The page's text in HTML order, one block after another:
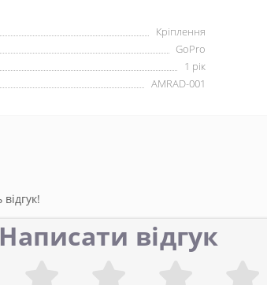
Кріплення
GoPro
1 рік
AMRAD-001
Написати відгук